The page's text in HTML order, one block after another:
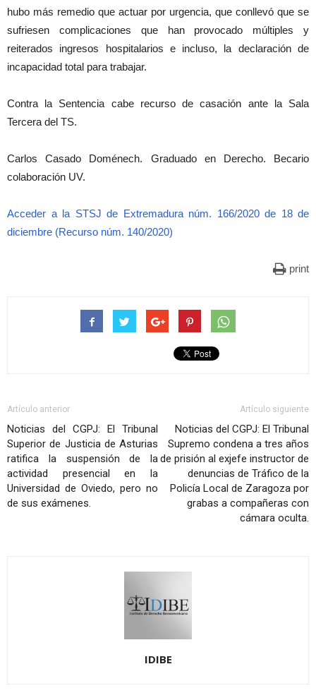
hubo más remedio que actuar por urgencia, que conllevó que se
sufriesen complicaciones que han provocado múltiples y
reiterados ingresos hospitalarios e incluso, la declaración de
incapacidad total para trabajar.
Contra la Sentencia cabe recurso de casación ante la Sala
Tercera del TS.
Carlos Casado Doménech. Graduado en Derecho. Becario
colaboración UV.
Acceder a la STSJ de Extremadura núm. 166/2020 de 18 de
diciembre (Recurso núm. 140/2020)
print
Artículo anterior
Noticias del CGPJ: El Tribunal
Superior de Justicia de Asturias
ratifica la suspensión de la
actividad presencial en la
Universidad de Oviedo, pero no
de sus exámenes.
Artículo siguiente
Noticias del CGPJ: El Tribunal
Supremo condena a tres años
de prisión al exjefe instructor de
denuncias de Tráfico de la
Policía Local de Zaragoza por
grabas a compañeras con
cámara oculta.
IDIBE